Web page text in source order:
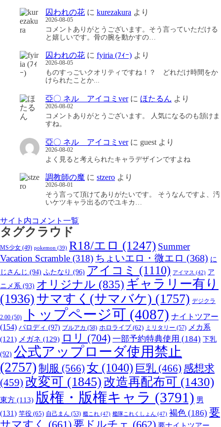
囚われの花 に kurezakura より
2026-08-05
コメントありがとうございます。そう言っていただける
と嬉しいです。骨の腕を動かすの…
囚われの花 に fyiria (ﾌｨｰ) より
2026-08-05
ものすっごいクオリティですね！？ どれだけ時間をか
けられたことか...
亞〇 ネル アイコミverに ほたるん より
2026-08-02
コメントありがとうございます。 人気になるのも頷けま
すね。
亞〇 ネル アイコミverに guest より
2026-08-02
よく見ると考えられたキャラデザインですよね
調教師の魔 に stzero より
2026-08-01
そう言って頂けてありがたいです。 そうなんですよ、汚
いケツキャラ出るのでユキカ…
サイト内コメント一覧
タグクラウド
MS少女 (49) pokemon (39) R18/エロ (1247) Summer
Vacation Scramble (318) ちょいエロ・微エロ (368) に
じさんじ (94) ふたなり (96) アイコミ (1110) アイマス (42) ア
ニメ系 (93) オリジナル (835) ギャラリー有り
(1936) サマすく(サマバケ) (1757) デジクラ
2.00 (50) トップページ可 (4087) ナイトツアー
(154) パロディ (97) ブルアカ (58) ホロライブ (62) ミリタリー (57) メカ系
(121) メガネ (129) ロリ (704) 一部予約特典使用 (184) 下乳
(92) 公式アップローダ使用禁止
(2757) 制服 (566) 女 (1040) 巨乳 (466) 感想求
(459) 改変可 (1845) 改造再配布可 (1430)
東方 (113) 版権・版権キャラ (3791) 男
(131) 竿役 (65) 自己まん (53) 艦これ (47) 艦隊これくしょん (47) 褐色 (186) 要
サマすく
(661)要ドルチェ (662)